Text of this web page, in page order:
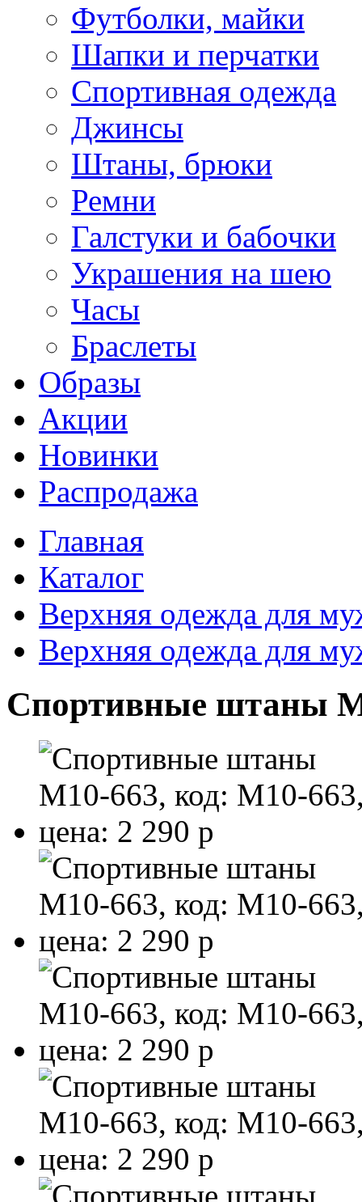
Футболки, майки
Шапки и перчатки
Спортивная одежда
Джинсы
Штаны, брюки
Ремни
Галстуки и бабочки
Украшения на шею
Часы
Браслеты
Образы
Акции
Новинки
Распродажа
Главная
Каталог
Верхняя одежда для
Верхняя одежда для
Спортивные штаны